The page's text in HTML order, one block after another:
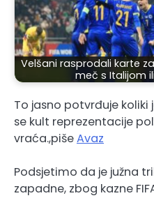
Velšani rasprodali karte
meč s Italijom
To jasno potvrđuje koliki
se kult reprezentacije
vraća.,pišeAvaz
Podsjetimo da je južna
zapadne, zbog kazne